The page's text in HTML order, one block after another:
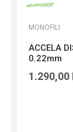
MONOFILI
ACCELA
0.22mm
1.290,00